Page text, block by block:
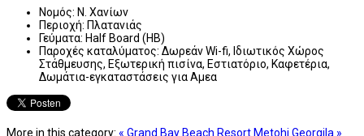
Νομός: Ν. Χανίων
Περιοχή: Πλατανιάς
Γεύματα: Half Board (HB)
Παροχές καταλύματος: Δωρεάν Wi-fi, Ιδιωτικός Χώρος
Στάθμευσης, Εξωτερική πισίνα, Εστιατόριο, Καφετέρια,
Δωμάτια-εγκαταστάσεις για Αμεα
More in this category: « Grand Bay Beach ResortMetohi Georgila »